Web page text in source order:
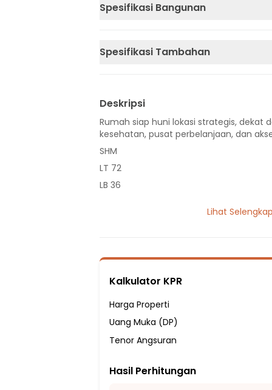
Spesifikasi Bangunan
Spesifikasi Tambahan
Deskripsi
Rumah siap huni lokasi strategis, dekat
kesehatan, pusat perbelanjaan, dan
SHM
LT 72
LB 36
Hadap Barat Daya
Fasilitas Sekitar Hunian:
2 menit ke SDN CIBADUNG 1
2 menit ke SD Negeri Cibinong 01
6 menit ke SDN Melati
Lihat
Kalkulator KPR
Harga Properti
Uang Muka (DP)
Tenor Angsuran
Hasil Perhitungan